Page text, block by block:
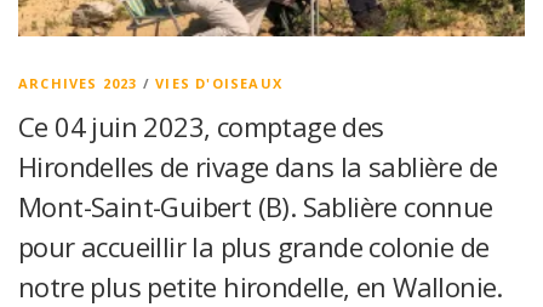
ARCHIVES 2023 /VIES D'OISEAUX
Ce 04 juin 2023, comptage des
Hirondelles de rivage dans la sablière de
Mont-Saint-Guibert (B). Sablière connue
pour accueillir la plus grande colonie de
notre plus petite hirondelle, en Wallonie.